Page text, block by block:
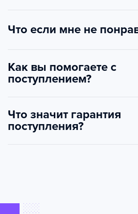
Что если мне не
Как вы помогаете с
поступлением?
Что значит гарантия
поступления?